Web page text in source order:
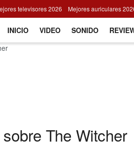
televisores 2026 Mejores auriculares
INICIO VIDEO SONIDO
The Witcher